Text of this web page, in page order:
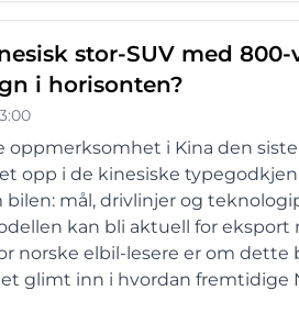
stor-SUV med
i horisonten?
oppmerksomhet i Kina den
opp i de kinesiske
bilen: mål, drivlinjer og
kan bli aktuell for eksport
norske elbil-lesere er om
glimt inn i hvordan fremtidige